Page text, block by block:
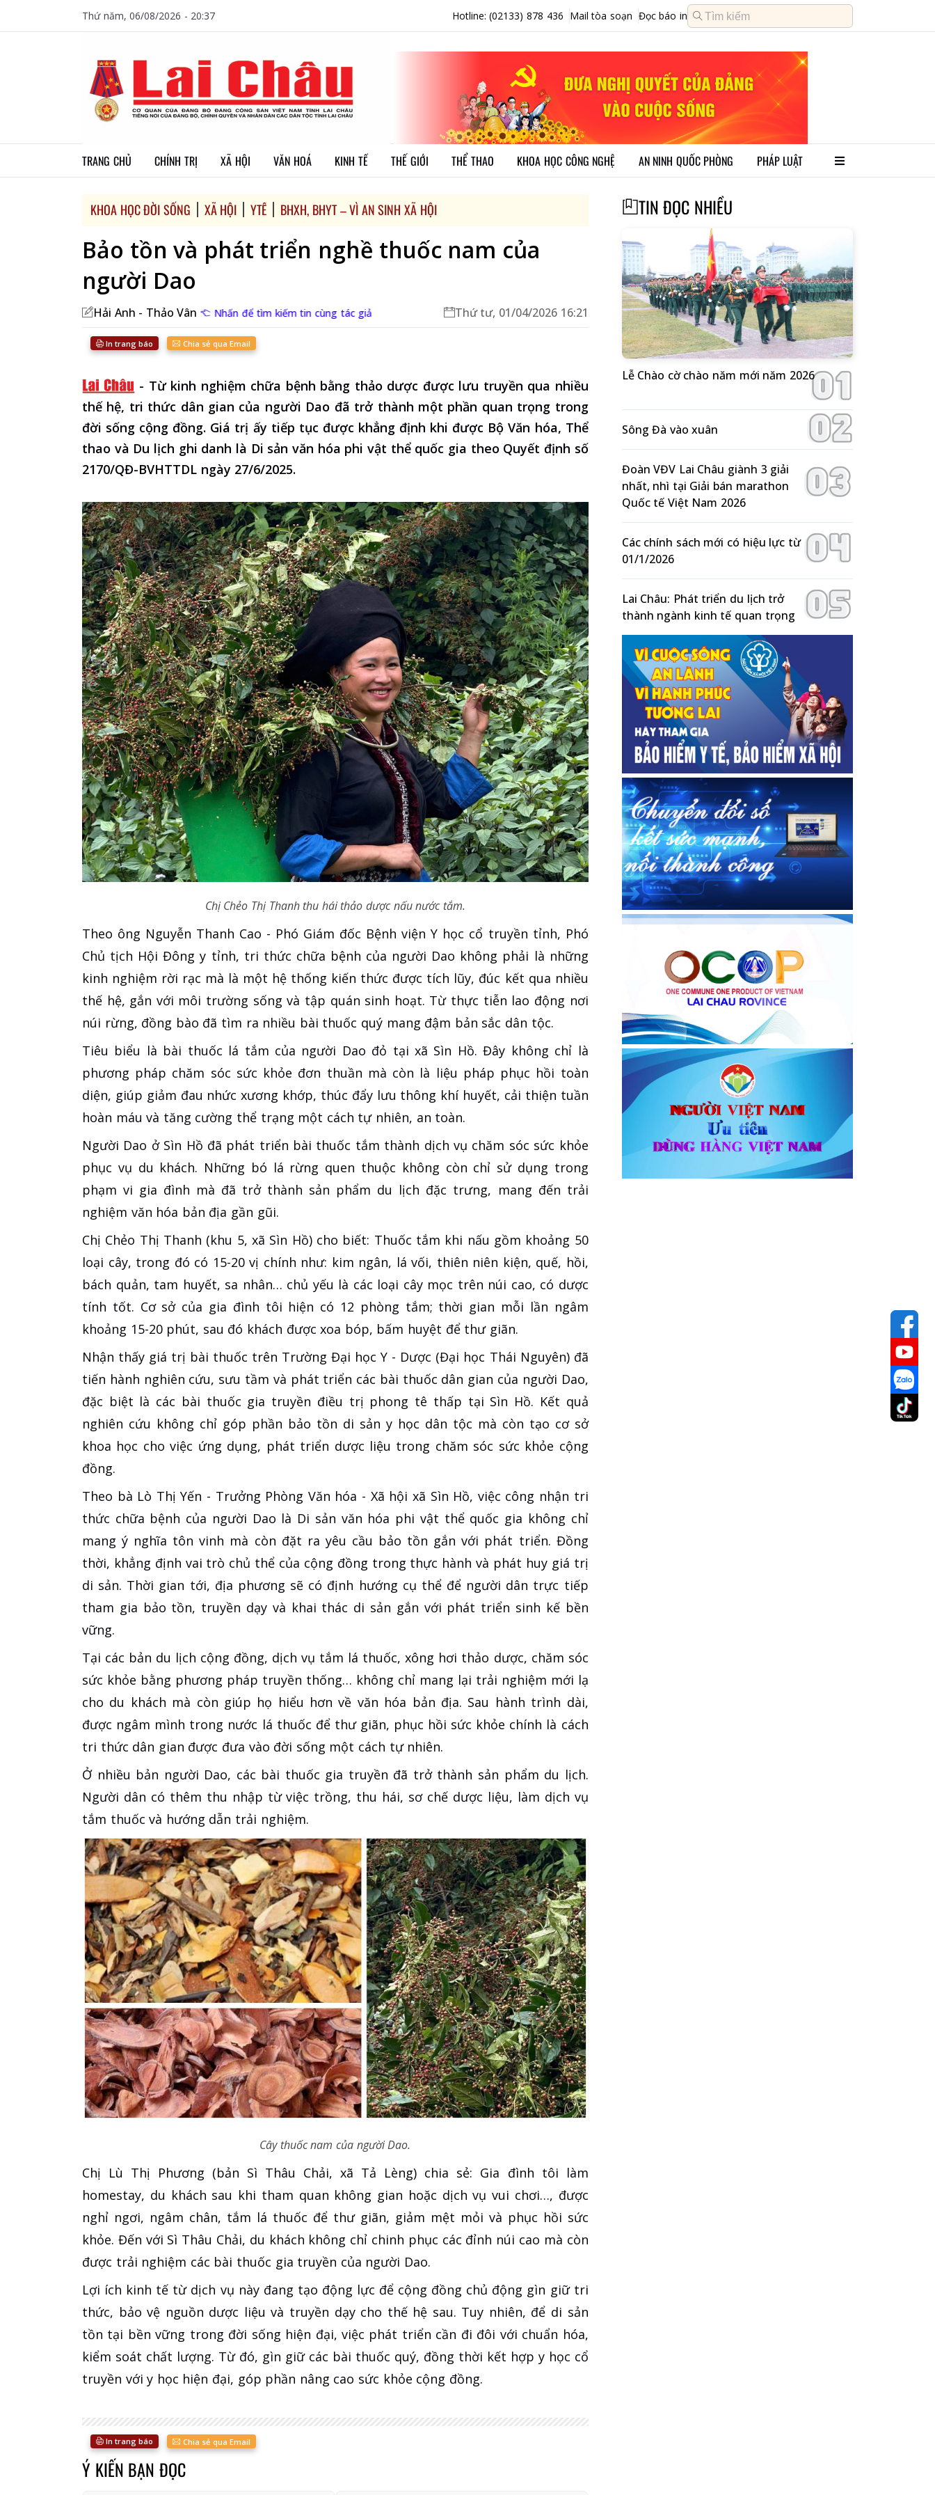
Thứ năm, 06/08/2026 - 20:37 Hotline: (02133) 878 436 Mail tòa soạn Đọc báo in
TRANG CHỦ CHÍNH TRỊ XÃ HỘI VĂN HOÁ KINH TẾ THẾ GIỚI THỂ THAO KHOA HỌC CÔNG NGHỆ AN NINH QUỐC PHÒNG PHÁP LUẬT
KHOA HỌC ĐỜI SỐNG XÃ HỘI YTẾ BHXH, BHYT – VÌ AN SINH XÃ HỘI
Bảo tồn và phát triển nghề thuốc nam của
người Dao
Hải Anh - Thảo Vân Nhấn để tìm kiếm tin cùng tác giả Thứ tư, 01/04/2026 16:21
In trang báo Chia sẻ qua Email
- Từ kinh nghiệm chữa bệnh bằng thảo dược được lưu truyền qua nhiều
thế hệ, tri thức dân gian của người Dao đã trở thành một phần quan trọng trong
đời sống cộng đồng. Giá trị ấy tiếp tục được khẳng định khi được Bộ Văn hóa, Thể
thao và Du lịch ghi danh là Di sản văn hóa phi vật thể quốc gia theo Quyết định số
2170/QĐ-BVHTTDL ngày 27/6/2025.
Chị Chẻo Thị Thanh thu hái thảo dược nấu nước tắm.
Theo ông Nguyễn Thanh Cao - Phó Giám đốc Bệnh viện Y học cổ truyền tỉnh, Phó
Chủ tịch Hội Đông y tỉnh, tri thức chữa bệnh của người Dao không phải là những
kinh nghiệm rời rạc mà là một hệ thống kiến thức được tích lũy, đúc kết qua nhiều
thế hệ, gắn với môi trường sống và tập quán sinh hoạt. Từ thực tiễn lao động nơi
núi rừng, đồng bào đã tìm ra nhiều bài thuốc quý mang đậm bản sắc dân tộc.
Tiêu biểu là bài thuốc lá tắm của người Dao đỏ tại xã Sìn Hồ. Đây không chỉ là
phương pháp chăm sóc sức khỏe đơn thuần mà còn là liệu pháp phục hồi toàn
diện, giúp giảm đau nhức xương khớp, thúc đẩy lưu thông khí huyết, cải thiện tuần
hoàn máu và tăng cường thể trạng một cách tự nhiên, an toàn.
Người Dao ở Sìn Hồ đã phát triển bài thuốc tắm thành dịch vụ chăm sóc sức khỏe
phục vụ du khách. Những bó lá rừng quen thuộc không còn chỉ sử dụng trong
phạm vi gia đình mà đã trở thành sản phẩm du lịch đặc trưng, mang đến trải
nghiệm văn hóa bản địa gần gũi.
Chị Chẻo Thị Thanh (khu 5, xã Sìn Hồ) cho biết: Thuốc tắm khi nấu gồm khoảng 50
loại cây, trong đó có 15-20 vị chính như: kim ngân, lá vối, thiên niên kiện, quế, hồi,
bách quản, tam huyết, sa nhân… chủ yếu là các loại cây mọc trên núi cao, có dược
tính tốt. Cơ sở của gia đình tôi hiện có 12 phòng tắm; thời gian mỗi lần ngâm
khoảng 15-20 phút, sau đó khách được xoa bóp, bấm huyệt để thư giãn.
Nhận thấy giá trị bài thuốc trên Trường Đại học Y - Dược (Đại học Thái Nguyên) đã
tiến hành nghiên cứu, sưu tầm và phát triển các bài thuốc dân gian của người Dao,
đặc biệt là các bài thuốc gia truyền điều trị phong tê thấp tại Sìn Hồ. Kết quả
nghiên cứu không chỉ góp phần bảo tồn di sản y học dân tộc mà còn tạo cơ sở
khoa học cho việc ứng dụng, phát triển dược liệu trong chăm sóc sức khỏe cộng
đồng.
Theo bà Lò Thị Yến - Trưởng Phòng Văn hóa - Xã hội xã Sìn Hồ, việc công nhận tri
thức chữa bệnh của người Dao là Di sản văn hóa phi vật thể quốc gia không chỉ
mang ý nghĩa tôn vinh mà còn đặt ra yêu cầu bảo tồn gắn với phát triển. Đồng
thời, khẳng định vai trò chủ thể của cộng đồng trong thực hành và phát huy giá trị
di sản. Thời gian tới, địa phương sẽ có định hướng cụ thể để người dân trực tiếp
tham gia bảo tồn, truyền dạy và khai thác di sản gắn với phát triển sinh kế bền
vững.
Tại các bản du lịch cộng đồng, dịch vụ tắm lá thuốc, xông hơi thảo dược, chăm sóc
sức khỏe bằng phương pháp truyền thống… không chỉ mang lại trải nghiệm mới lạ
cho du khách mà còn giúp họ hiểu hơn về văn hóa bản địa. Sau hành trình dài,
được ngâm mình trong nước lá thuốc để thư giãn, phục hồi sức khỏe chính là cách
tri thức dân gian được đưa vào đời sống một cách tự nhiên.
Ở nhiều bản người Dao, các bài thuốc gia truyền đã trở thành sản phẩm du lịch.
Người dân có thêm thu nhập từ việc trồng, thu hái, sơ chế dược liệu, làm dịch vụ
tắm thuốc và hướng dẫn trải nghiệm.
Cây thuốc nam của người Dao.
Chị Lù Thị Phương (bản Sì Thâu Chải, xã Tả Lèng) chia sẻ: Gia đình tôi làm
homestay, du khách sau khi tham quan không gian hoặc dịch vụ vui chơi…, được
nghỉ ngơi, ngâm chân, tắm lá thuốc để thư giãn, giảm mệt mỏi và phục hồi sức
khỏe. Đến với Sì Thâu Chải, du khách không chỉ chinh phục các đỉnh núi cao mà còn
được trải nghiệm các bài thuốc gia truyền của người Dao.
Lợi ích kinh tế từ dịch vụ này đang tạo động lực để cộng đồng chủ động gìn giữ tri
thức, bảo vệ nguồn dược liệu và truyền dạy cho thế hệ sau. Tuy nhiên, để di sản
tồn tại bền vững trong đời sống hiện đại, việc phát triển cần đi đôi với chuẩn hóa,
kiểm soát chất lượng. Từ đó, gìn giữ các bài thuốc quý, đồng thời kết hợp y học cổ
truyền với y học hiện đại, góp phần nâng cao sức khỏe cộng đồng.
In trang báo Chia sẻ qua Email
Ý KIẾN BẠN ĐỌC
TIN ĐỌC NHIỀU
Lễ Chào cờ chào năm mới năm 2026
Sông Đà vào xuân
Đoàn VĐV Lai Châu giành 3 giải
nhất, nhì tại Giải bán marathon
Quốc tế Việt Nam 2026
Các chính sách mới có hiệu lực từ
01/1/2026
Lai Châu: Phát triển du lịch trở
thành ngành kinh tế quan trọng